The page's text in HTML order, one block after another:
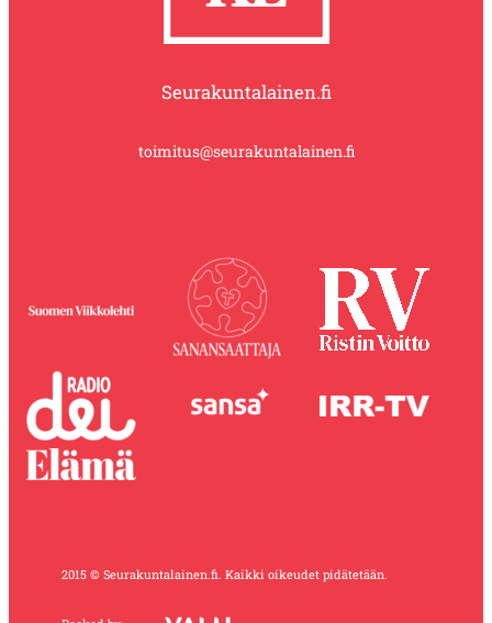
Seurakuntalainen.fi
toimitus@seurakuntalainen.fi
2015 © Seurakuntalainen.fi. Kaikki oikeudet pidätetään.